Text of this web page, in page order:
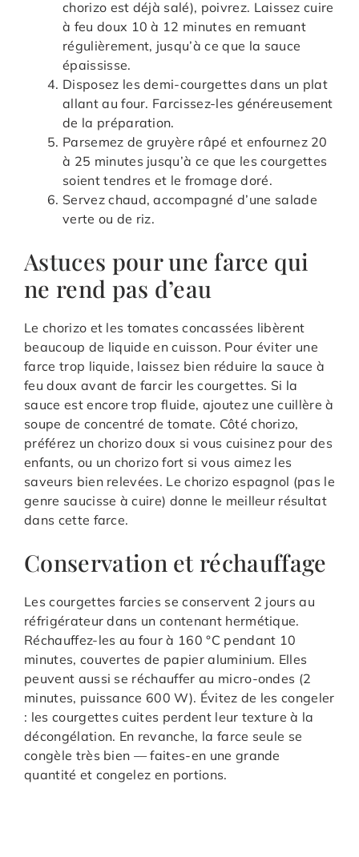
chorizo est déjà salé), poivrez. Laissez cuire
à feu doux 10 à 12 minutes en remuant
régulièrement, jusqu’à ce que la sauce
épaississe.
Disposez les demi-courgettes dans un plat
allant au four. Farcissez-les généreusement
de la préparation.
Parsemez de gruyère râpé et enfournez 20
à 25 minutes jusqu’à ce que les courgettes
soient tendres et le fromage doré.
Servez chaud, accompagné d’une salade
verte ou de riz.
Astuces pour une farce qui
ne rend pas d’eau
Le chorizo et les tomates concassées libèrent
beaucoup de liquide en cuisson. Pour éviter une
farce trop liquide, laissez bien réduire la sauce à
feu doux avant de farcir les courgettes. Si la
sauce est encore trop fluide, ajoutez une cuillère à
soupe de concentré de tomate. Côté chorizo,
préférez un chorizo doux si vous cuisinez pour des
enfants, ou un chorizo fort si vous aimez les
saveurs bien relevées. Le chorizo espagnol (pas le
genre saucisse à cuire) donne le meilleur résultat
dans cette farce.
Conservation et réchauffage
Les courgettes farcies se conservent 2 jours au
réfrigérateur dans un contenant hermétique.
Réchauffez-les au four à 160 °C pendant 10
minutes, couvertes de papier aluminium. Elles
peuvent aussi se réchauffer au micro-ondes (2
minutes, puissance 600 W). Évitez de les congeler
: les courgettes cuites perdent leur texture à la
décongélation. En revanche, la farce seule se
congèle très bien — faites-en une grande
quantité et congelez en portions.